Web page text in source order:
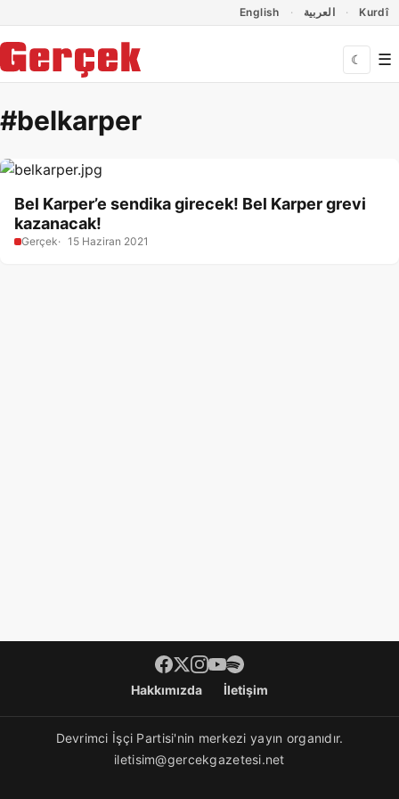
English العربية Kurdî
☾ ☰
#belkarper
Bel Karper’e sendika girecek! Bel Karper grevi
kazanacak!
Gerçek 15 Haziran 2021
Footer menüHakkımızda İletişim
Devrimci İşçi Partisi'nin merkezi yayın organıdır.
iletisim@gercekgazetesi.net